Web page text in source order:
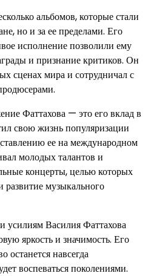
альбомов, которые стали
но и за ее пределами. Его
исполнение позволили ему
и признание критиков. Он
сценах мира и сотрудничал с
Фаттахова — это его вклад в
свою жизнь популяризации
ее на международном
молодых талантов и
концерты, целью которых
музыкального
усилиям Василия Фаттахова
яркость и значимость. Его
останется навсегда
воспеваться поколениями.